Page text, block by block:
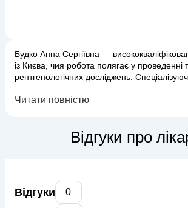
Будко Анна Сергіївна —
із Києва, чия робота полягає у проведенні
рентгенологічних досліджень.
лікарів-клініцистів цінною інформацією для
включаючи цифрову рен...
Читати повністю
Відгуки про
Відгуки 0